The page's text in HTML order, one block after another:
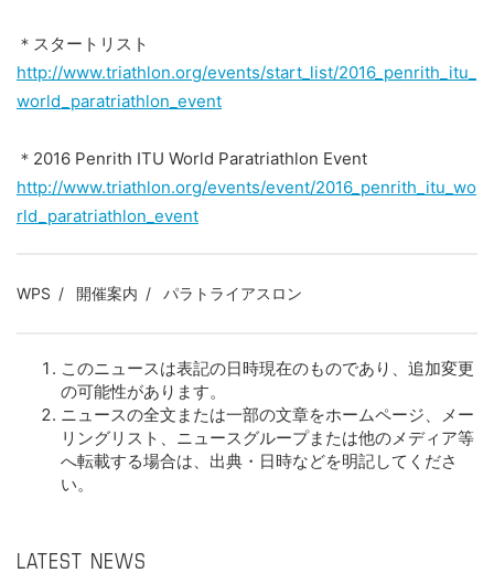
＊スタートリスト
http://www.triathlon.org/events/start_list/2016_penrith_itu_
world_paratriathlon_event
＊2016 Penrith ITU World Paratriathlon Event
http://www.triathlon.org/events/event/2016_penrith_itu_wo
rld_paratriathlon_event
WPS 開催案内 パラトライアスロン
このニュースは表記の日時現在のものであり、追加変更
の可能性があります。
ニュースの全文または一部の文章をホームページ、メー
リングリスト、ニュースグループまたは他のメディア等
へ転載する場合は、出典・日時などを明記してくださ
い。
LATEST NEWS